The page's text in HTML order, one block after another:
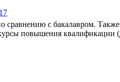
17
сравнению с бакалавром.
повышения квалификации